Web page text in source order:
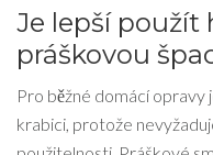
Je lepší použít
práškovou
Pro běžné domácí opravy
krabici, protože